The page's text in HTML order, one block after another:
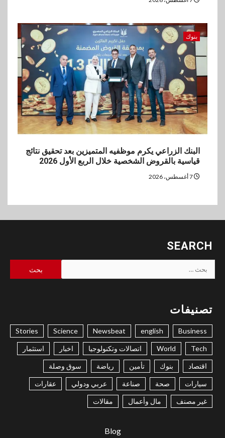
بنوك
البنك الزراعي يكرم موظفيه المتميزين بعد تحقيق نتائج
قياسية بالقروض الشخصية خلال الربع الأول 2026
SEARCH
البحث
عن:
تصنيفات
Business
english
Newsbeat
Science
Stories
Tech
World اتصالات وتكنولوجيا اخبار استثمار
اقتصاد بنوك تأمين رياضة سوق وصلة
سيارات صحة صناعة عربي ودولي عقارات
غير مصنف مال وأعمال مقالات
Blog